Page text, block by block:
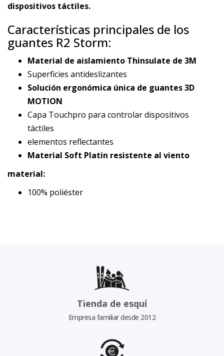
dispositivos táctiles.
Características principales de los
guantes R2 Storm:
Material de aislamiento Thinsulate de 3M
Superficies antideslizantes
Solución ergonómica única de guantes 3D
MOTION
Capa Touchpro para controlar dispositivos
táctiles
elementos reflectantes
Material Soft Platin resistente al viento
material:
100% poliéster
Tienda de esquí
Empresa familiar desde 2012